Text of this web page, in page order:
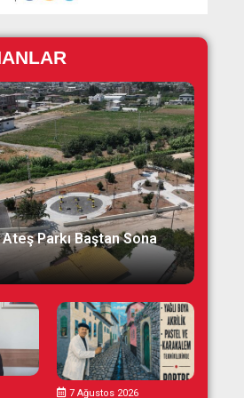
Parkı Baştan Sona
7 Ağustos 2026